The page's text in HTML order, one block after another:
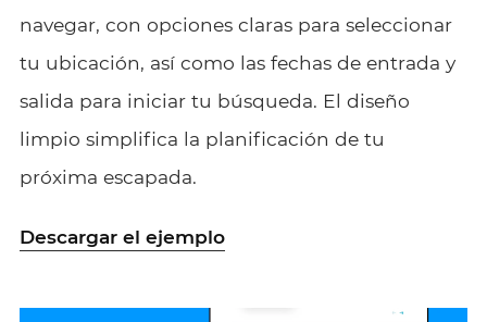
navegar, con opciones claras para seleccionar
tu ubicación, así como las fechas de entrada y
salida para iniciar tu búsqueda. El diseño
limpio simplifica la planificación de tu
próxima escapada.
Descargar el ejemplo